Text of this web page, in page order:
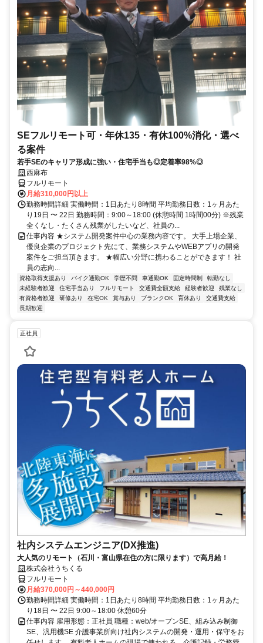
SEフルリモート可・年休135・有休100%消化・選べ
る案件
若手SEのキャリア形成に強い・住宅手当も◎定着率98%◎
西麻布
フルリモート
月給310,000円以上
勤務時間詳細 実働時間：1日あたり8時間 平均勤務日数：1ヶ月あた
り19日 〜 22日 勤務時間：9:00～18:00 (休憩時間 1時間00分) ※残業
全くなし・たくさん残業がしたいなど、社員の...
仕事内容 ★システム開発案件中心の業務内容です。 大手上場企業、
優良企業のプロジェクト先にて、業務システムやWEBアプリの開発
案件をご担当頂きます。 ★幅広い分野に携わることができます！ 社
員の志向...
資格取得支援あり バイク通勤OK 学歴不問 車通勤OK 固定時間制
転勤なし
未経験者歓迎
住宅手当あり フルリモート 交通費全額支給 経験者歓迎
残業なし
有資格者歓迎
研修あり 在宅OK 賞与あり ブランクOK 育休あり
交通費支給
長期歓迎
正社員
社内システムエンジニア(DX推進)
大人気のリモート（石川・富山県在住の方に限ります）で高月給！
株式会社うちくる
フルリモート
月給370,000円～440,000円
勤務時間詳細 実働時間：1日あたり8時間 平均勤務日数：1ヶ月あた
り18日 〜 22日 9:00～18:00 休憩60分
仕事内容 雇用形態：正社員 職種：web/オープンSE、組み込み制御
SE、汎用機SE 介護事業所向け社内システムの開発・運用・保守をお